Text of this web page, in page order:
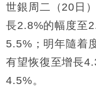
16:47
損失近6900
16:05
財經｜日經
15:47
世銀周二（20日
長2.8%的幅度至
5.5%；明年隨着
有望恢復至增長
4.5%。